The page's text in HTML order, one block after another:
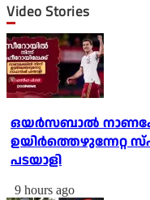
Video Stories
ഒയര്‍സബാൽ
ഉയിർത്തെഴുന്നേറ്റ
പടയാളി
9 hours ago